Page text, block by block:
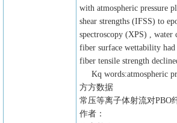
with atmospheric pressure
shear strengths (IFSS) to
spectroscopy (XPS) , water
fiber surface wettability
fiber tensile strength
Kq words:atmospheric
方方数据
常压等离子体射流对PBO
作者：